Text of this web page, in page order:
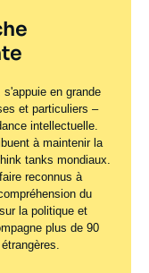
en grande
et particuliers –
intellectuelle.
à maintenir la
tanks mondiaux.
reconnus à
du
la politique et
plus de 90